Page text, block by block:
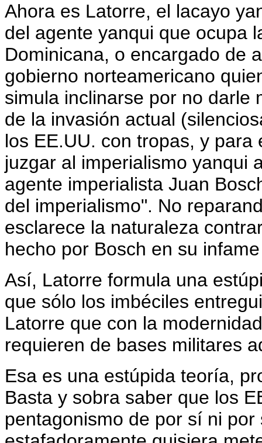
Ahora es Latorre, el lacayo
del agente yanqui que ocupa
Dominicana, o encargado de
gobierno norteamericano
simula inclinarse por no darle
de la invasión actual
los EE.UU. con tropas, y
juzgar al imperialismo yanqui
agente imperialista Juan
del imperialismo". No
esclarece la naturaleza
hecho por Bosch en su
Así, Latorre formula una
que sólo los imbéciles
Latorre que con la
requieren de bases militares
Esa es una estúpida teoría,
Basta y sobra saber que los
pentagonismo de por sí ni